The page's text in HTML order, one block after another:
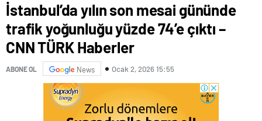
İstanbul’da yılın son mesai gününde
trafik yoğunluğu yüzde 74’e çıktı –
CNN TÜRK Haberler
ABONE OL News Ocak 2, 2026 15:55